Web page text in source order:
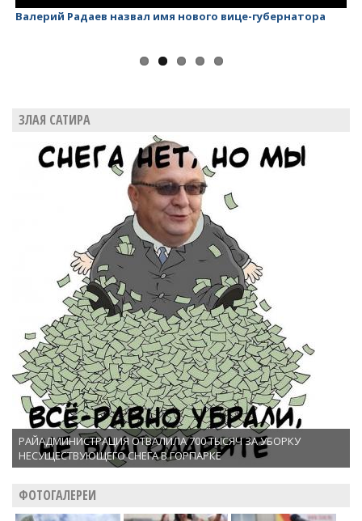
Валерий Радаев назвал имя нового вице-губернатора
ЗЛАЯ САТИРА
РАЙАДМИНИСТРАЦИЯ ОТВАЛИЛА 700 ТЫСЯЧ ЗА УБОРКУ
НЕСУЩЕСТВУЮЩЕГО СНЕГА В ГОРПАРКЕ
ФОТОГАЛЕРЕИ